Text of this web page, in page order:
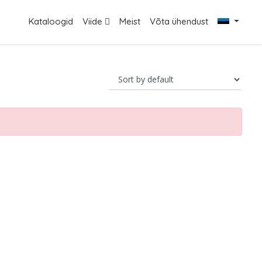
Kataloogid Viide Meist Võta ühendust